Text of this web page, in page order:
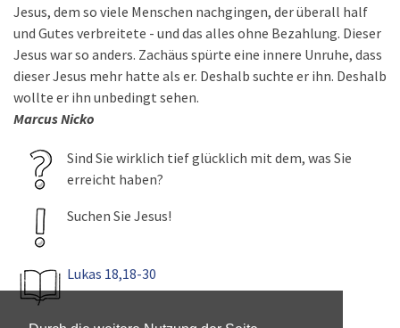
Jesus, dem so viele Menschen nachgingen, der überall half
und Gutes verbreitete - und das alles ohne Bezahlung. Dieser
Jesus war so anders. Zachäus spürte eine innere Unruhe, dass
dieser Jesus mehr hatte als er. Deshalb suchte er ihn. Deshalb
wollte er ihn unbedingt sehen.
Marcus Nicko
Sind Sie wirklich tief glücklich mit dem, was Sie
erreicht haben?
Suchen Sie Jesus!
Lukas 18,18-30